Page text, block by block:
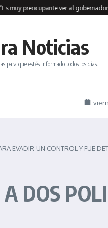
preocupante ver al gobernador en
Noticias
para que estés informado todos los días.
EVADIR UN CONTROL Y FUE
DOS